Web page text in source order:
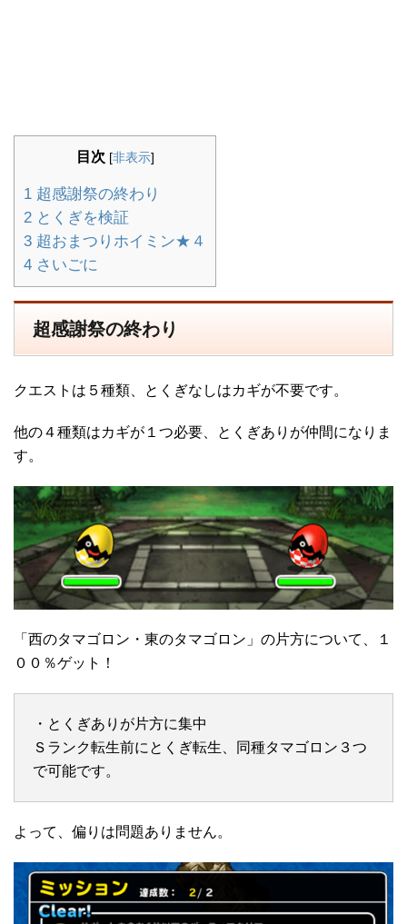
目次 [非表示]
1 超感謝祭の終わり
2 とくぎを検証
3 超おまつりホイミン★４
4 さいごに
超感謝祭の終わり
クエストは５種類、とくぎなしはカギが不要です。
他の４種類はカギが１つ必要、とくぎありが仲間になりま
す。
「西のタマゴロン・東のタマゴロン」の片方について、１
００％ゲット！
・とくぎありが片方に集中
Ｓランク転生前にとくぎ転生、同種タマゴロン３つ
で可能です。
よって、偏りは問題ありません。